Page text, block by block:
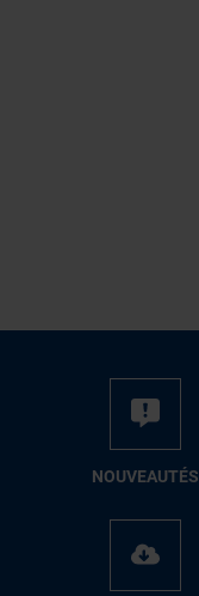
NOUVEAUTÉS